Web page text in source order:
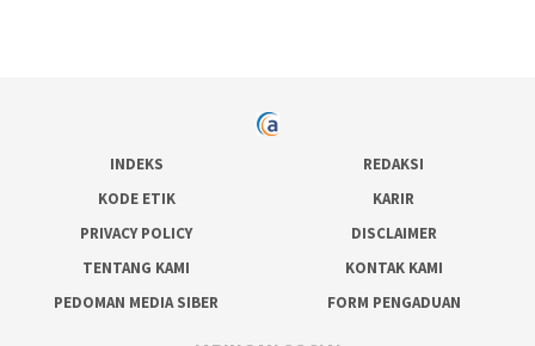
INDEKS
REDAKSI
KODE ETIK
KARIR
PRIVACY POLICY
DISCLAIMER
TENTANG KAMI
KONTAK KAMI
PEDOMAN MEDIA SIBER
FORM PENGADUAN